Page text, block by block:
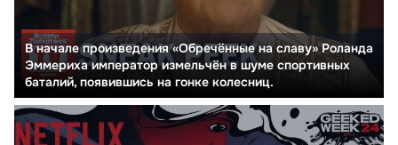
В начале произведения «Обречённые на славу» Роланда
Эммериха император измельчён в шуме спортивных
баталий, появившись на гонке колесниц.